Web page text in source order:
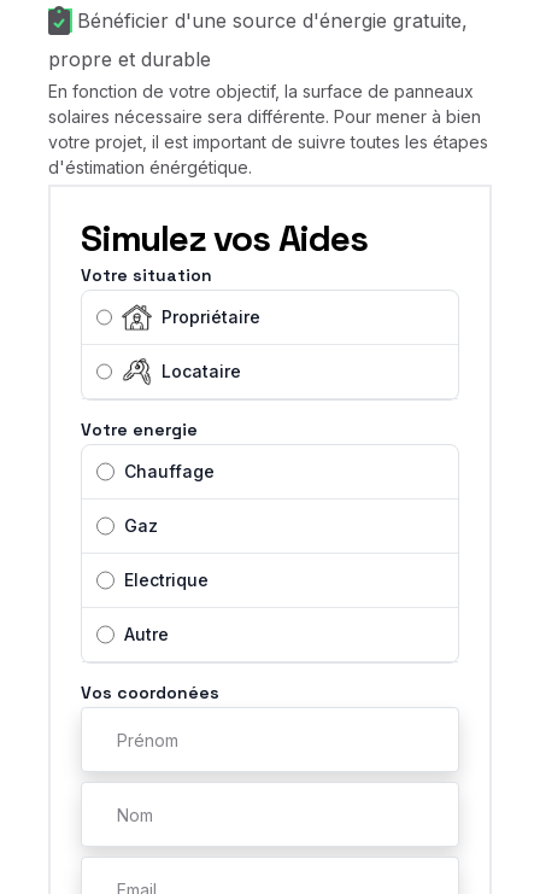
Bénéficier d'une source d'énergie gratuite,
propre et durable
En fonction de votre objectif, la surface de panneaux
solaires nécessaire sera différente. Pour mener à bien
votre projet, il est important de suivre toutes les étapes
d'éstimation énérgétique.
Simulez vos Aides
Votre situation
Propriétaire
Locataire
Votre energie
Chauffage
Gaz
Electrique
Autre
Vos coordonées